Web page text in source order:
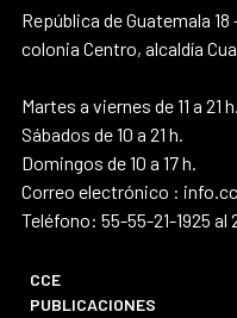
República de Guatemala 18
colonia Centro, alcaldía
Martes a viernes de 11 a 21 h.
Sábados de 10 a 21 h.
Domingos de 10 a 17 h.
Correo electrónico :
Teléfono: 55-55-21-1925 al
CCE
PUBLICACIONES